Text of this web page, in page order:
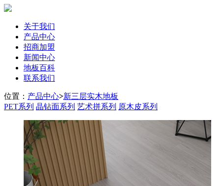
关于我们
产品中心
招商加盟
新闻中心
地板百科
联系我们
位置： 产品中心>新三层实木地板
PET系列 晶钻面系列 艺术拼系列 原木皮系列